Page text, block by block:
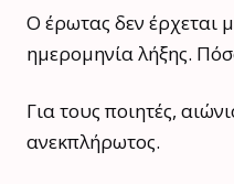
Ο έρωτας δεν έρχεται
ημερομηνία λήξης.
Για τους ποιητές,
ανεκπλήρωτος.